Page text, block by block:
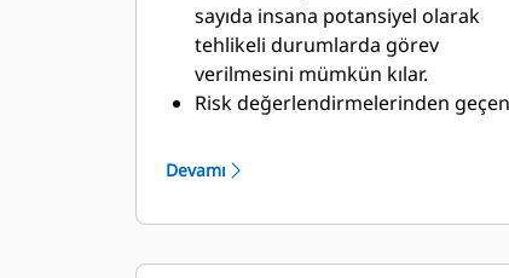
sayıda insana potansiyel olarak
tehlikeli durumlarda görev
verilmesini mümkün kılar.
Risk değerlendirmelerinden
uyacak şekilde tasarlanmış
Bakım personelinin güvenli ve
Devamı